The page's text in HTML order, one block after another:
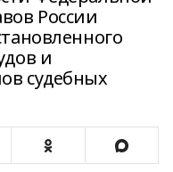
России
и
судебных